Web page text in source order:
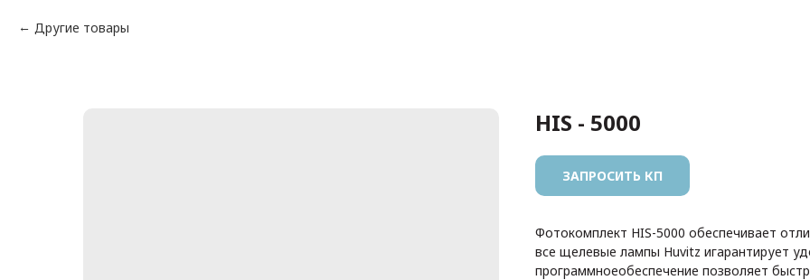
Другие товары
HIS - 5000
ЗАПРОСИТЬ КП
Фотокомплект HIS-5000 обеспечивает
все щелевые лампы Huvitz игарантирует
программноеобеспечение позволяет